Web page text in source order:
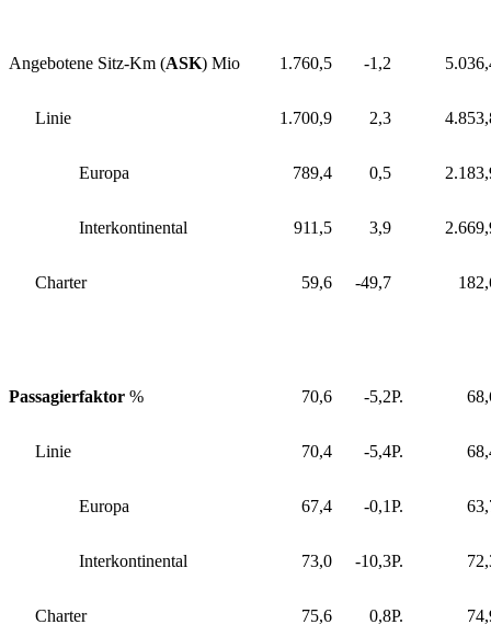
Angebotene Sitz-Km (ASK) Mio 1.760,5 -1,2
Linie 1.700,9 2,3
Europa 789,4 0,5
Interkontinental 911,5 3,9
Charter 59,6 -49,7
Passagierfaktor % 70,6 -5,2P.
Linie 70,4 -5,4P.
Europa 67,4 -0,1P.
Interkontinental 73,0 -10,3P.
Charter 75,6 0,8P.